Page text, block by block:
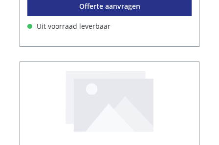
Offerte aanvragen
Uit voorraad leverbaar